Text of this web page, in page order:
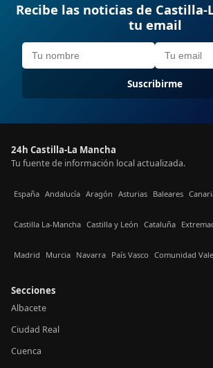
Recibe las noticias de Castilla-
tu email
Suscribirme
24h Castilla-La Mancha
Tu fuente de información local actualizada.
España Andalucía Aragón Asturias Baleares
Castilla La-Mancha Castilla y León Cataluña
Madrid Murcia Navarra País Vasco Comunidad
Secciones
Albacete
Ciudad Real
Cuenca